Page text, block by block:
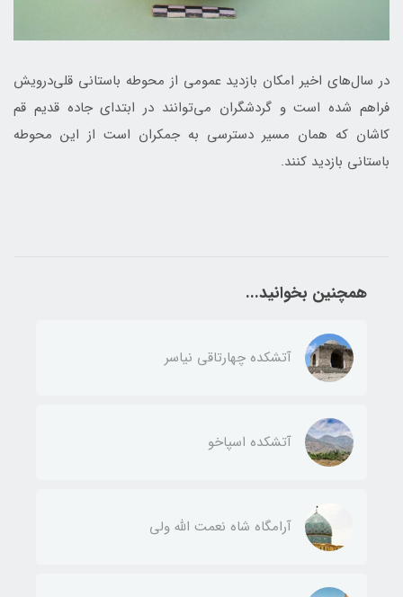
در سال‌های اخیر امکان بازدید عمومی از محوطه باستانی قلی‌درویش
فراهم شده است و گردشگران می‌توانند در ابتدای جاده قدیم قم
کاشان که همان مسیر دسترسی به جمکران است از این محوطه
باستانی بازدید کنند.
همچنین بخوانید...
آتشکده چهارتاقی نیاسر
آتشکده اسپاخو
آرامگاه شاه نعمت الله ولی